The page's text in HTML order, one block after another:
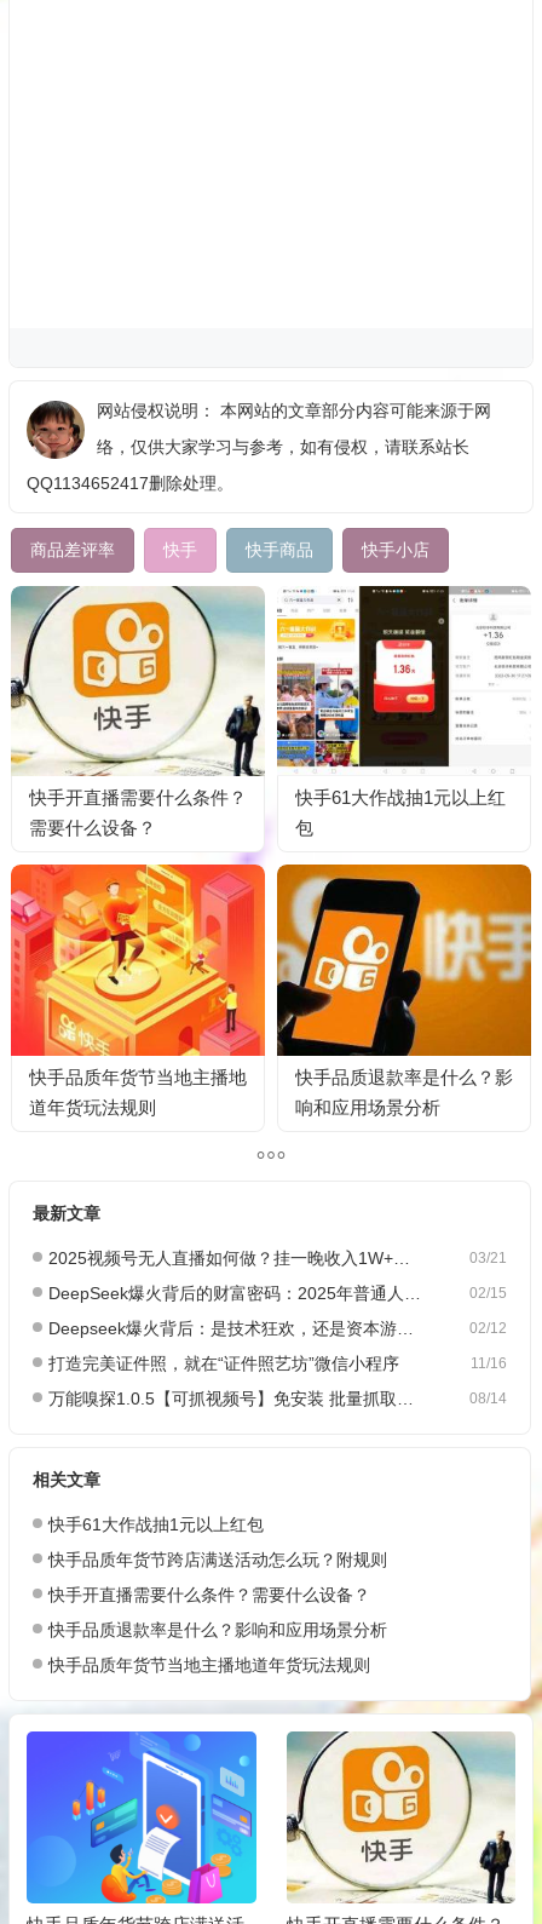
网站侵权说明： 本网站的文章部分内容可能来源于网
络，仅供大家学习与参考，如有侵权，请联系站长
QQ1134652417删除处理。
商品差评率 快手 快手商品 快手小店
快手开直播需要什么条件？
需要什么设备？
快‪手61大‪作‪战抽1元以上红‪
包
快手品质年货节当地主播地
道年货玩法规则
快手品质退款率是什么？影
响和应用场景分析
最新文章
03/21
2025视频号无人直播如何做？挂一晚收入1W+，这份教程，小白可做~
02/15
DeepSeek爆火背后的财富密码：2025年普通人如何抓住AI创业风口？
02/12
Deepseek爆火背后：是技术狂欢，还是资本游戏？
11/16
打造完美证件照，就在“证件照艺坊”微信小程序
08/14
万能嗅探1.0.5【可抓视频号】免安装 批量抓取媒体文件
相关文章
快‪手61大‪作‪战抽1元以上红‪包
快手品质年货节跨店满送活动怎么玩？附规则
快手开直播需要什么条件？需要什么设备？
快手品质退款率是什么？影响和应用场景分析
快手品质年货节当地主播地道年货玩法规则